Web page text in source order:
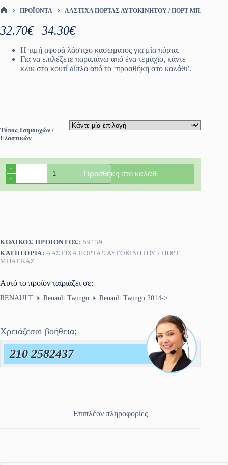
ΠΡΟΪΌΝΤΑ ΛΆΣΤΙΧΑ ΠΌΡΤΑΣ ΑΥΤΟΚΙΝΉΤΟΥ / ΠΟΡΤ ΜΠΑΓΚΑΖ
32.70€ – 34.30€Price
through
34.30€
Η τιμή αφορά λάστιχο κασώματος για μία πόρτα.
Για να επιλέξετε παραπάνω από ένα τεμάχιο, κάντε
κλικ στο κουτί δίπλα από το ‘προσθήκη στο καλάθι’.
Τύπος Τσιμουχών /
Ελαστικών
Λάστιχα
πόρτας
και
πορτ
Προσθήκη στο καλάθι
ΚΩΔΙΚΌΣ ΠΡΟΪΌΝΤΟΣ:59139
ΚΑΤΗΓΟΡΊΑ: ΛΆΣΤΙΧΑ ΠΌΡΤΑΣ ΑΥΤΟΚΙΝΉΤΟΥ / ΠΟΡΤ
ΜΠΑΓΚΑΖ
Αυτό το προϊόν ταιριάζει σε:
RENAULT Renault Twingo Renault Twingo 2014->
Χρειάζεσαι βοήθεια;
210 2582437
Επιπλέον πληροφορίες